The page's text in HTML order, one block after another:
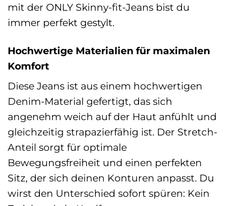
mit der ONLY Skinny-fit-Jeans bist du
immer perfekt gestylt.
Hochwertige Materialien für maximalen
Komfort
Diese Jeans ist aus einem hochwertigen
Denim-Material gefertigt, das sich
angenehm weich auf der Haut anfühlt und
gleichzeitig strapazierfähig ist. Der Stretch-
Anteil sorgt für optimale
Bewegungsfreiheit und einen perfekten
Sitz, der sich deinen Konturen anpasst. Du
wirst den Unterschied sofort spüren: Kein